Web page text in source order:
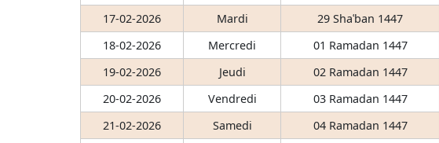
17-02-2026
Mardi 29 Shaʿban 1447
18-02-2026
Mercredi 01 Ramadan 1447
19-02-2026
Jeudi 02 Ramadan 1447
20-02-2026
Vendredi 03 Ramadan 1447
21-02-2026
Samedi 04 Ramadan 1447